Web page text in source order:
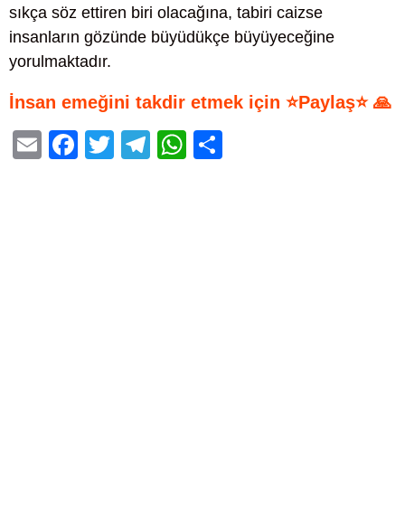
sıkça söz ettiren biri olacağına, tabiri caizse
insanların gözünde büyüdükçe büyüyeceğine
yorulmaktadır.
İnsan emeğini takdir etmek için ⭐Paylaş⭐ 🙏
E
F
T
T
W